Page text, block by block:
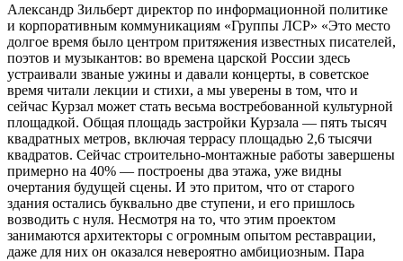
Александр Зильберт директор по информационной политике
и корпоративным коммуникациям «Группы ЛСР» «Это место
долгое время было центром притяжения известных писателей,
поэтов и музыкантов: во времена царской России здесь
устраивали званые ужины и давали концерты, в советское
время читали лекции и стихи, а мы уверены в том, что и
сейчас Курзал может стать весьма востребованной культурной
площадкой. Общая площадь застройки Курзала — пять тысяч
квадратных метров, включая террасу площадью 2,6 тысячи
квадратов. Сейчас строительно-монтажные работы завершены
примерно на 40% — построены два этажа, уже видны
очертания будущей сцены. И это притом, что от старого
здания остались буквально две ступени, и его пришлось
возводить с нуля. Несмотря на то, что этим проектом
занимаются архитекторы с огромным опытом реставрации,
даже для них он оказался невероятно амбициозным. Пара